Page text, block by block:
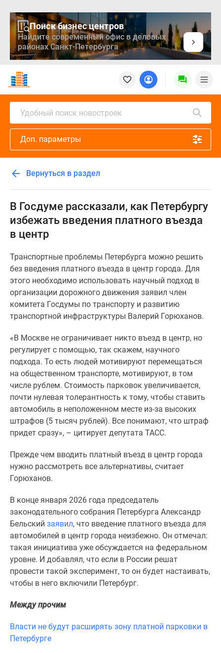
Поиск бизнес центров
Найдите современный офис в деловых
районах Санкт-Петербурга
Новостройки
Квартиры
Ипотека
Медиа
проекте
Контакты
Реклама
сайте
Дзен
Продавцы
застройщики
помещения
Квартиры
карте
Эксперты
Машино-
места
Специальные
предложения
Апартаменты
Новостройки
карте
комнатные
более
Готовые
новостройки
комнатные
Военная
ипотека
Покупателю
Новостройки
Санкт-
Видеообзор
Семейная
ипотека
Удобный поиск новостроек
Доп. параметры
Вернуться в раздел
В Госдуме рассказали, как Петербургу
избежать введения платного въезда
в центр
Транспортные проблемы Петербурга можно решить
без введения платного въезда в центр города. Для
этого необходимо использовать научный подход в
организации дорожного движения заявил член
комитета Госдумы по транспорту и развитию
транспортной инфраструктуры Валерий Горюханов.
«В Москве не ограничивает никто въезд в центр, но
регулирует с помощью, так скажем, научного
подхода. То есть людей мотивируют перемещаться
на общественном транспорте, мотивируют, в том
числе рублем. Стоимость парковок увеличивается,
почти нулевая толерантность к тому, чтобы ставить
автомобиль в неположенном месте из-за высоких
штрафов (5 тысяч рублей). Все понимают, что штраф
придет сразу», – цитирует депутата ТАСС.
Прежде чем вводить платный въезд в центр города
нужно рассмотреть все альтернативы, считает
Горюханов.
В конце января 2026 года председатель
законодательного собрания Петербурга Александр
Бельский заявил, что введение платного въезда для
автомобилей в центр города неизбежно. Он отмечал:
такая инициатива уже обсуждается на федеральном
уровне. И добавлял, что если в России решат
провести такой эксперимент, то он будет настаивать,
чтобы в него включили Петербург.
Между прочим
Власти не будут расширять зону платной парковки в
Петербурге